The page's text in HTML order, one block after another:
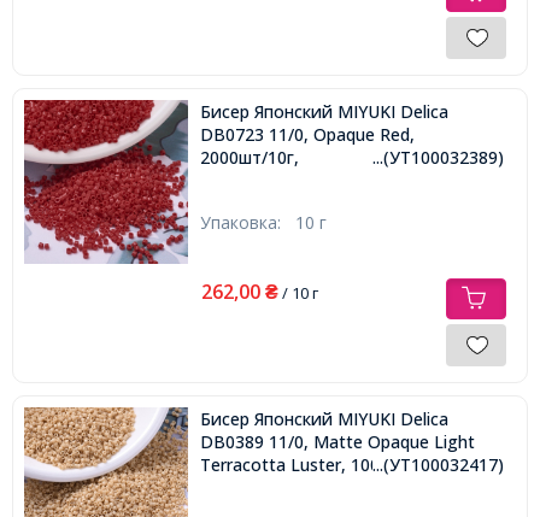
Бисер Японский MIYUKI Delica
DB0723 11/0, Opaque Red,
2000шт/10г,
...(УТ100032389)
Упаковка: 10 г
262,00 ₴/ 10 г
Бисер Японский MIYUKI Delica
DB0389 11/0, Matte Opaque Light
Terracotta Luster, 1000шт/5г,...(УТ100032417)